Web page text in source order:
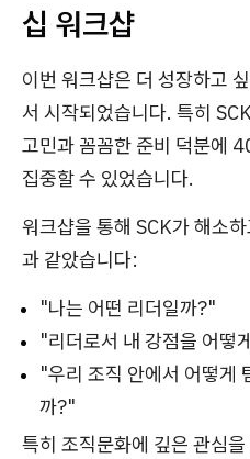
십 워크샵
이번 워크샵은 더 성장하고
서 시작되었습니다. 특히
고민과 꼼꼼한 준비 덕분에
집중할 수 있었습니다.
워크샵을 통해 SCK가 해소
과 같았습니다:
"나는 어떤 리더일까?"
"리더로서 내 강점을 어떻
"우리 조직 안에서 어떻게
까?"
특히 조직문화에 깊은 관심